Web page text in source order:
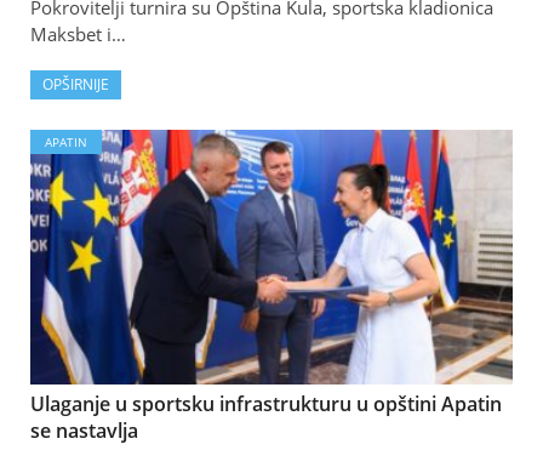
Pokrovitelji turnira su Opština Kula, sportska kladionica
Maksbet i…
OPŠIRNIJE
APATIN
Ulaganje u sportsku infrastrukturu u opštini Apatin
se nastavlja